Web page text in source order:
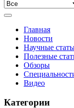
Главная
Новости
Научные
Полезные
Обзоры
Видео
Категории